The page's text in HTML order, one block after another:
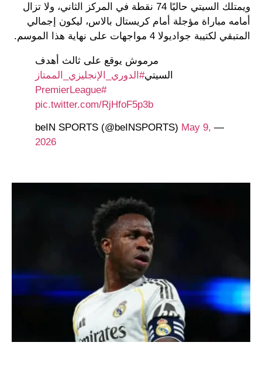
ويمتلك السيتي حاليًا 74 نقطة في المركز الثاني، ولا تزال
أمامه مباراة مؤجلة أمام كريستال بالاس، ليكون إجمالي
المتبقي لكتيبة جواديولا 4 مواجهات على نهاية هذا الموسم.
مرموش يوقع على ثالث أهدف
السيتي#الدوري_الإنجليزي_الممتاز
#PremierLeague
pic.twitter.com/RjHfoF5p3b
— beIN SPORTS (@beINSPORTS)
May 9,
2026